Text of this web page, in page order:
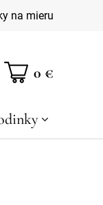
na mieru
0 €